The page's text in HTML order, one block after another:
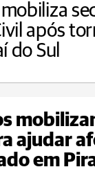
após
do Sul
ajudar
em